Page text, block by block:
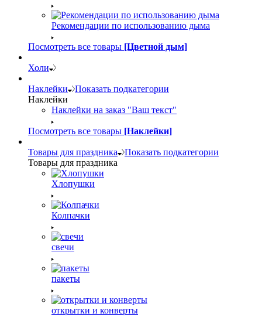
Рекомендации по использованию дыма
Посмотреть все товары [Цветной дым]
Холи
Наклейки
Показать подкатегории
Наклейки
Наклейки на заказ "Ваш текст"
Посмотреть все товары [Наклейки]
Товары для праздника
Показать подкатегории
Товары для праздника
Хлопушки
Колпачки
свечи
пакеты
открытки и конверты